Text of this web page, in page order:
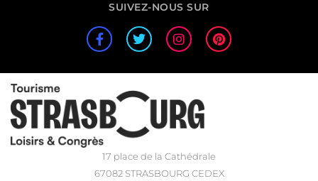
SUIVEZ-NOUS SUR
17 place de la Cathédrale
67082 STRASBOURG CEDEX